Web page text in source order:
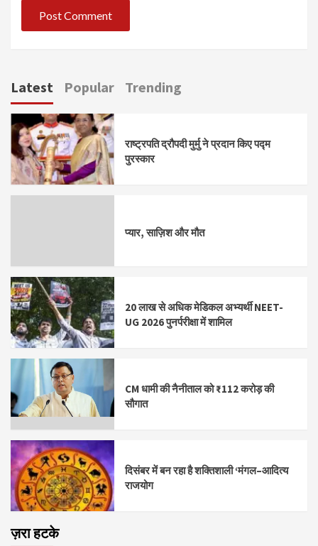
Latest Popular Trending
राष्ट्रपति द्रौपदी मुर्मु ने प्रदान किए पद्म
पुरस्कार
प्यार, साज़िश और मौत
20 लाख से अधिक मेडिकल अभ्यर्थी NEET-
UG 2026 पुनर्परीक्षा में शामिल
CM धामी की नैनीताल को ₹112 करोड़ की
सौगात
दिसंबर में बन रहा है शक्तिशाली ‘मंगल–आदित्य
राजयोग
ज़रा हटके